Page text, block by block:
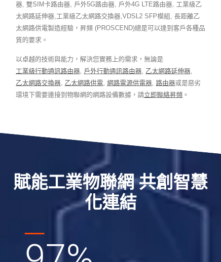
器, 雙SIM卡路由器, 戶外5G路由器, 戶外4G LTE路由器, 工業級乙
太網路延伸器,工業級乙太網路交換器,VDSL2 SFP模組, 長距離乙
太網路供電製造經驗，昇頻 (PROSCEND)總是可以達到客戶各種品
質的要求。
以卓越的技術與能力，解決您實務上的需求，無論是
工業級行動通訊路由器, 戶外行動通訊路由器, 乙太網路延伸器,
乙太網路交換器, 乙太網路供電, 網路電源供電器, 路由器或是惡劣
環境下需要連接到物聯網的網路設備數據，請立即聯絡昇頻 。
賦能工業物聯網 共創智慧
化連結